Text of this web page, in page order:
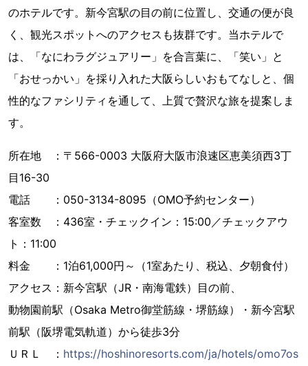
のホテルです。新今宮駅の目の前に位置し、交通の便が良
く、観光スポットへのアクセスも抜群です。当ホテルで
は、「なにわラグジュアリー」を合言葉に、「笑い」と
「おせっかい」を採り入れた大阪らしいおもてなしと、個
性的なファシリティを通して、上質で贅沢な旅を提案しま
す。
所在地 ：〒566-0003 大阪府大阪市浪速区恵美須西3丁
目16-30
電話 ：050-3134-8095（OMO予約センター）
客室数 ：436室・チェックイン：15:00／チェックアウ
ト：11:00
料金 ：1泊61,000円～（1室あたり、税込、夕朝食付）
アクセス：新今宮駅（JR・南海電鉄）目の前、
動物園前駅（Osaka Metro御堂筋線・堺筋線）・新今宮駅
前駅（阪堺電気軌道）から徒歩3分
ＵＲＬ ： https://hoshinoresorts.com/ja/hotels/omo7os